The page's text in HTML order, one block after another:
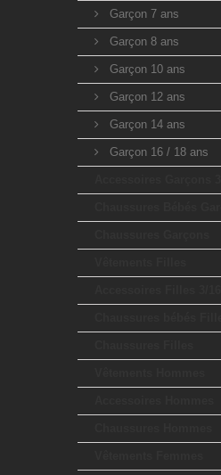
Garçon 7 ans
Garçon 8 ans
Garçon 10 ans
Garçon 12 ans
Garçon 14 ans
Garçon 16 / 18 ans